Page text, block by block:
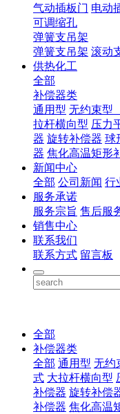
气动插板门 电动
可调缩孔
弹簧支吊架
弹簧支吊架 滚动
供热化工
全部
补偿器类
通用型 无约束型
拉杆横向型 压力
器 旋转补偿器 球
器 焦化高温矩形
新闻中心
全部 公司新闻 行
服务承诺
服务宗旨 售后服
销售中心
联系我们
联系方式 留言板
全部
补偿器类
全部 通用型 无
式 大拉杆横向型
补偿器 旋转补偿
补偿器 焦化高温